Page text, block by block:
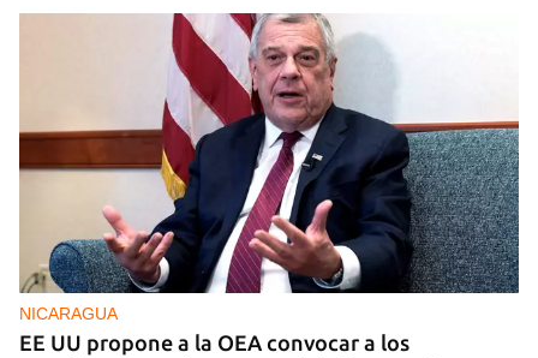
El Movimiento Sin Tierra de Brasil dona siete
toneladas de medicamentos a Cuba
NICARAGUA
EE UU propone a la OEA convocar a los